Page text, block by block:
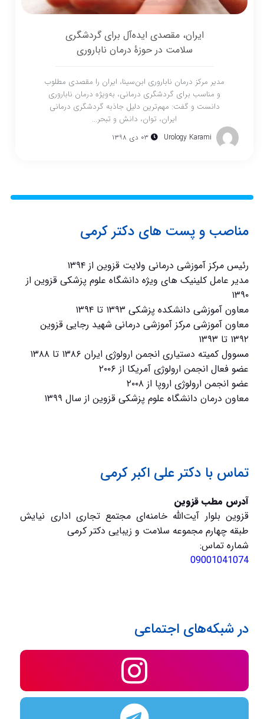
ایران، مقصدی ایده‌آل برای گردشگری
سلامت در حوزۀ درمان ناباروری
مدیر مرکز درمان ناباروری ابن‌سینا، ایران را مقصدی مطلوب
و مناسب برای گردشگری درمانی، به‌ویژه درمان ناباروری
دانست و گفت: مهم‌ترین دلیل جاذبه گردشگری درمانی
ایران، توان، دانش و تبحر...
Urology Karami ۰۳ دی ۱۳۹۸
مناصب و پست های دکتر کرمی
رئیس مرکز آموزشی درمانی ولایت قزوین از ۱۳۹۴
مدیر عامل کلینیک های ویژه دانشگاه علوم پزشکی قزوین از
۱۳۹۰
معاون آموزشی دانشکده پزشکی ۱۳۹۳ تا ۱۳۹۴
معاون آموزشی مرکز آموزشی درمانی شهید رجایی قزوین
۱۳۹۲ تا ۱۳۹۳
مسوول کمیته دستیاری انجمن ارولوژی ایران ۱۳۸۶ تا ۱۳۸۸
عضو فعال انجمن ارولوژی آمریکا از ۲۰۰۶
عضو انجمن ارولوژی اروپا از ۲۰۰۸
معاون درمان دانشگاه علوم پزشکی قزوین از سال ۱۳۹۹
تماس با دکتر علی اکبر کرمی
آدرس مطب قزوین
قزوین بلوار آیت‌الله خامنه‌ای مجتمع تجاری اداری نیایش
طبقه چهارم مجموعه سلامت و زیبایی دکتر کرمی
شماره تماس:
09001041074
در شبکه‌های اجتماعی